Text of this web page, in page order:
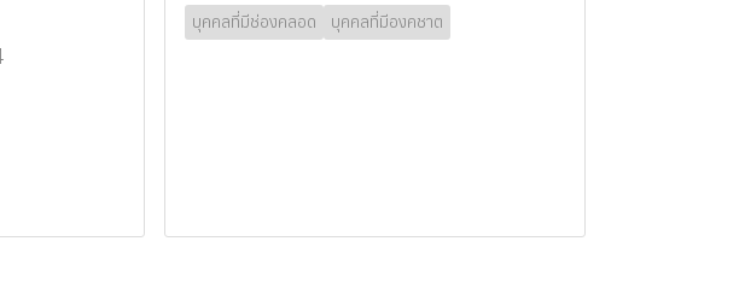
บุคคลที่มีช่องคลอด บุคคลที่มีองคชาต